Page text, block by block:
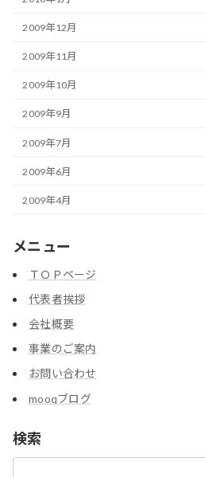
2009年12月
2009年11月
2009年10月
2009年9月
2009年7月
2009年6月
2009年4月
メニュー
ＴＯＰページ
代表者挨拶
会社概要
事業のご案内
お問い合わせ
mooqブログ
検索